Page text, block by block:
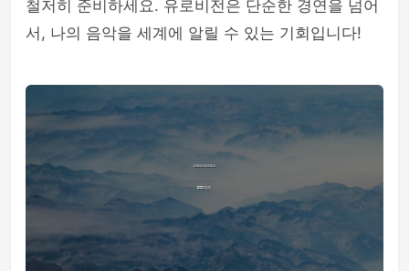
철저히 준비하세요. 유로비전은 단순한 경연을 넘어
서, 나의 음악을 세계에 알릴 수 있는 기회입니다!